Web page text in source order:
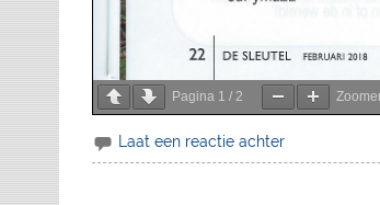
Pagina 1 /2
Laat een reactie achter